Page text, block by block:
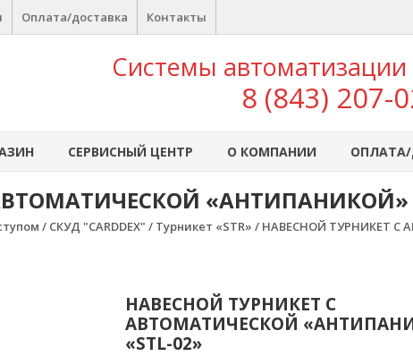
Оплата/доставка Контакты
Системы автоматизации
8 (843) 207-
СЕРВИСНЫЙ ЦЕНТР О КОМПАНИИ
«АНТИПАНИКОЙ»
/ CКУД "CARDDEX" / Турникет «STR» / НАВЕСНОЙ ТУРНИКЕТ С
НАВЕСНОЙ ТУРНИКЕТ С
АВТОМАТИЧЕСКОЙ
«STL-02»